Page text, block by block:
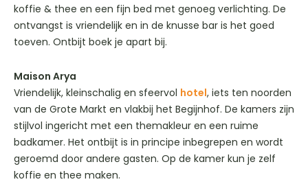
koffie & thee en een fijn bed met genoeg verlichting. De
ontvangst is vriendelijk en in de knusse bar is het goed
toeven. Ontbijt boek je apart bij.
Maison Arya
Vriendelijk, kleinschalig en sfeervol hotel, iets ten noorden
van de Grote Markt en vlakbij het Begijnhof. De kamers zijn
stijlvol ingericht met een themakleur en een ruime
badkamer. Het ontbijt is in principe inbegrepen en wordt
geroemd door andere gasten. Op de kamer kun je zelf
koffie en thee maken.